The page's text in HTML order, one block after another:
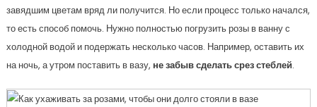
завядшим цветам вряд ли получится. Но если процесс только начался,
то есть способ помочь. Нужно полностью погрузить розы в ванну с
холодной водой и подержать несколько часов. Например, оставить их
на ночь, а утром поставить в вазу, не забыв сделать срез стеблей.